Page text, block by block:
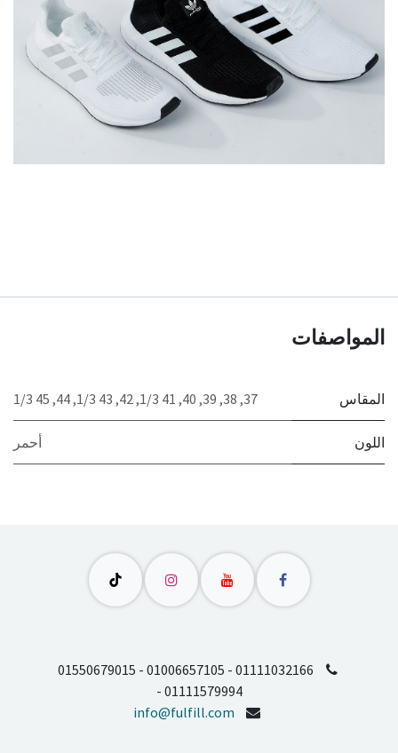
المواصفات
المقاس 37
,
38
,
39
,
40
,
41 1/3
,
42
,
43 1/3
,
44
,
45 1/3
اللون أحمر
01550679015 - 01006657105 - 01111032166
- 01111579994
info@fulfill.com